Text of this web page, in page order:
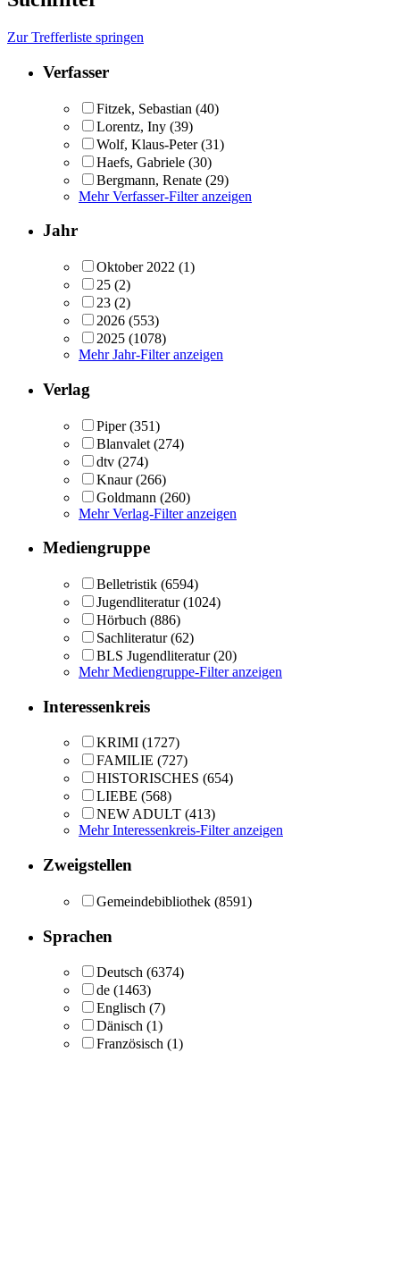
Zur Trefferliste springen
Verfasser
Fitzek, Sebastian (40)
Lorentz, Iny (39)
Wolf, Klaus-Peter (31)
Haefs, Gabriele (30)
Bergmann, Renate (29)
Mehr Verfasser-Filter anzeigen
Jahr
Oktober 2022 (1)
25 (2)
23 (2)
2026 (553)
2025 (1078)
Mehr Jahr-Filter anzeigen
Verlag
Piper (351)
Blanvalet (274)
dtv (274)
Knaur (266)
Goldmann (260)
Mehr Verlag-Filter anzeigen
Mediengruppe
Belletristik (6594)
Jugendliteratur (1024)
Hörbuch (886)
Sachliteratur (62)
BLS Jugendliteratur (20)
Mehr Mediengruppe-Filter anzeigen
Interessenkreis
KRIMI (1727)
FAMILIE (727)
HISTORISCHES (654)
LIEBE (568)
NEW ADULT (413)
Mehr Interessenkreis-Filter anzeigen
Zweigstellen
Gemeindebibliothek (8591)
Sprachen
Deutsch (6374)
de (1463)
Englisch (7)
Dänisch (1)
Französisch (1)